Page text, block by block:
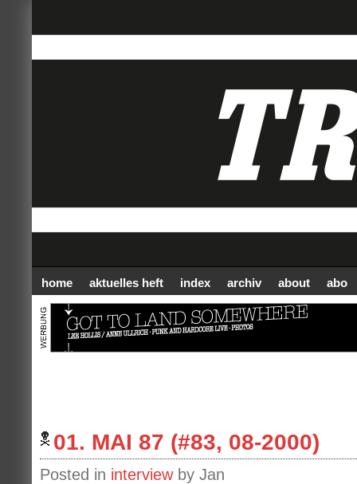
home aktuelles heft index archiv about abo
01. MAI 87 (#83, 08-2000)
Posted in interviewby Jan